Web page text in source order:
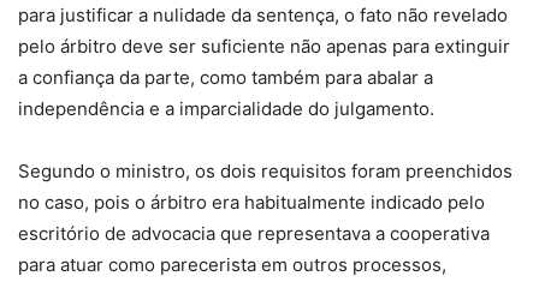
para justificar a nulidade da sentença, o fato não revelado
pelo árbitro deve ser suficiente não apenas para extinguir
a confiança da parte, como também para abalar a
independência e a imparcialidade do julgamento.
Segundo o ministro, os dois requisitos foram preenchidos
no caso, pois o árbitro era habitualmente indicado pelo
escritório de advocacia que representava a cooperativa
para atuar como parecerista em outros processos,